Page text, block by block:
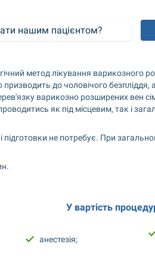
нашим пацієнтом?
метод лікування варикозного
до чоловічого
варикозно розширених вен
як під місцевим, так і
не потребує. При
У вартість
анестезія;